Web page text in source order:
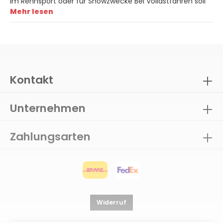
Mehr lesen
Kontakt
Unternehmen
Zahlungsarten
Widerruf